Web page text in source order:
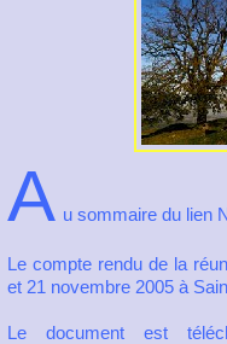
A u sommaire du lien
Le compte rendu de la
et 21 novembre 2005 à
Le document est